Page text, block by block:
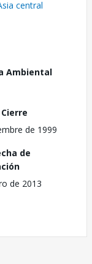
central
Ambiental
de 1999
de
de 2013